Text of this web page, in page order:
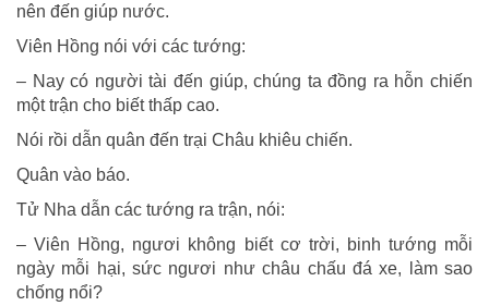
nên đến giúp nước.
Viên Hồng nói với các tướng:
– Nay có người tài đến giúp, chúng ta đồng ra hỗn chiến
một trận cho biết thấp cao.
Nói rồi dẫn quân đến trại Châu khiêu chiến.
Quân vào báo.
Tử Nha dẫn các tướng ra trận, nói:
– Viên Hồng, ngươi không biết cơ trời, binh tướng mỗi
ngày mỗi hại, sức ngươi như châu chấu đá xe, làm sao
chống nổi?